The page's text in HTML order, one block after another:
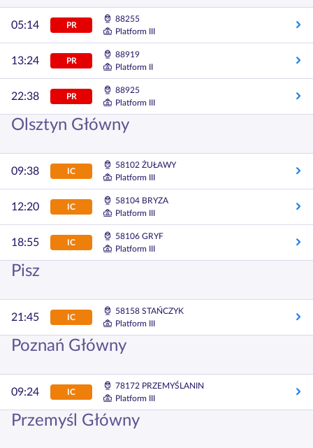
05:14 PR
88255
Platform III
13:24 PR
88919
Platform II
22:38 PR
88925
Platform III
Olsztyn Główny
09:38 IC
58102 ŻUŁAWY
Platform III
12:20 IC
58104 BRYZA
Platform III
18:55 IC
58106 GRYF
Platform III
Pisz
21:45 IC
58158 STAŃCZYK
Platform III
Poznań Główny
09:24 IC
78172 PRZEMYŚLANIN
Platform III
Przemyśl Główny